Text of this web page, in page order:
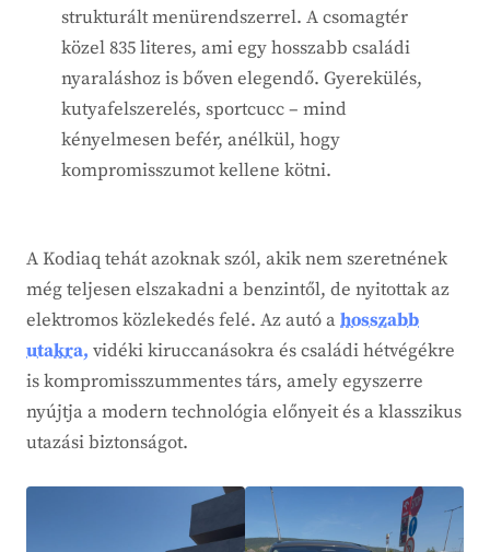
strukturált menürendszerrel. A csomagtér
közel 835 literes, ami egy hosszabb családi
nyaraláshoz is bőven elegendő. Gyerekülés,
kutyafelszerelés, sportcucc – mind
kényelmesen befér, anélkül, hogy
kompromisszumot kellene kötni.
A Kodiaq tehát azoknak szól, akik nem szeretnének
még teljesen elszakadni a benzintől, de nyitottak az
elektromos közlekedés felé. Az autó ahosszabb
utakra, vidéki kiruccanásokra és családi hétvégékre
is kompromisszummentes társ, amely egyszerre
nyújtja a modern technológia előnyeit és a klasszikus
utazási biztonságot.